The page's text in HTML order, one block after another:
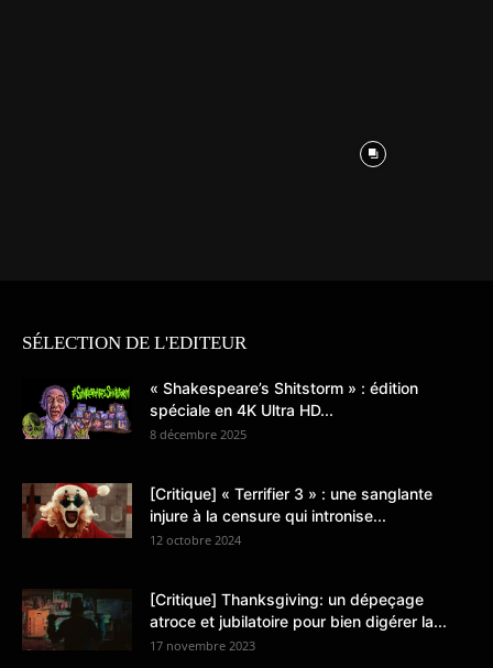
SÉLECTION DE L'EDITEUR
« Shakespeare’s Shitstorm » : édition
spéciale en 4K Ultra HD...
8 décembre 2025
[Critique] « Terrifier 3 » : une sanglante
injure à la censure qui intronise...
12 octobre 2024
[Critique] Thanksgiving: un dépeçage
atroce et jubilatoire pour bien digérer la...
17 novembre 2023